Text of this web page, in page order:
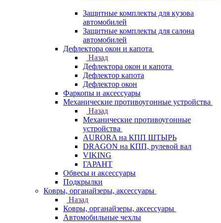
Защитные комплекты для кузова
автомобилей
Защитные комплекты для салона
автомобилей
Дефлектора окон и капота
Назад
Дефлектора окон и капота
Дефлектор капота
Дефлектор окон
Фаркопы и аксессуары
Механические противоугонные устройства
Назад
Механические противоугонные
устройства
AURORA на КПП ШТЫРЬ
DRAGON на КПП, рулевой вал
VIKING
ГАРАНТ
Обвесы и аксессуары
Подкрылки
Ковры, органайзеры, аксессуары
Назад
Ковры, органайзеры, аксессуары
Автомобильные чехлы